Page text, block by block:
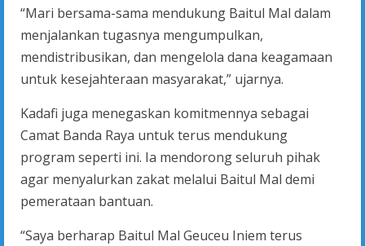
“Mari bersama-sama mendukung Baitul Mal dalam
menjalankan tugasnya mengumpulkan,
mendistribusikan, dan mengelola dana keagamaan
untuk kesejahteraan masyarakat,” ujarnya.
Kadafi juga menegaskan komitmennya sebagai
Camat Banda Raya untuk terus mendukung
program seperti ini. Ia mendorong seluruh pihak
agar menyalurkan zakat melalui Baitul Mal demi
pemerataan bantuan.
“Saya berharap Baitul Mal Geuceu Iniem terus